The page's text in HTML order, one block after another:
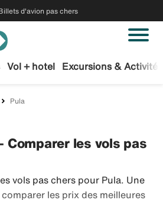
d'avion pas chers
Vol + hotel Excursions & Activités
Pula
Comparer les vols pas
vols pas chers pour Pula. Une
les prix des meilleures